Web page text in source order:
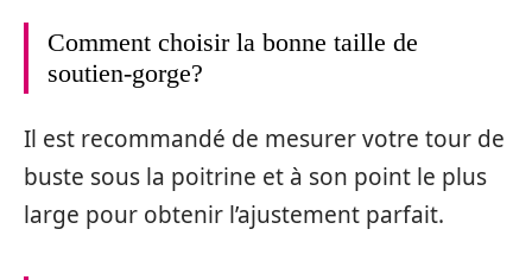
Comment choisir la bonne taille de
soutien-gorge?
Il est recommandé de mesurer votre tour de
buste sous la poitrine et à son point le plus
large pour obtenir l’ajustement parfait.